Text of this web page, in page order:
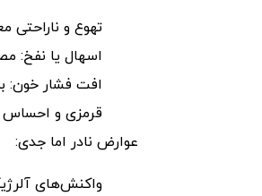
تهوع و
اسهال یا نفخ:
افت فشار خون:
قرمزی و احساس
عوارض نادر اما جدی:
واکنش‌های